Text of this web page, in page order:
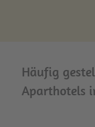
Häufig
Aparthotels